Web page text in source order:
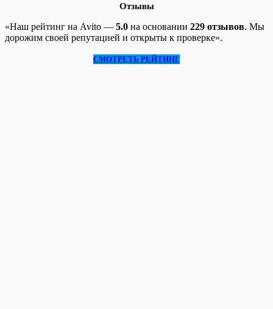
Отзывы
«Наш рейтинг на Avito — 5.0 на основании 229 отзывов. Мы
дорожим своей репутацией и открыты к проверке».
СМОТРЕТЬ РЕЙТИНГ